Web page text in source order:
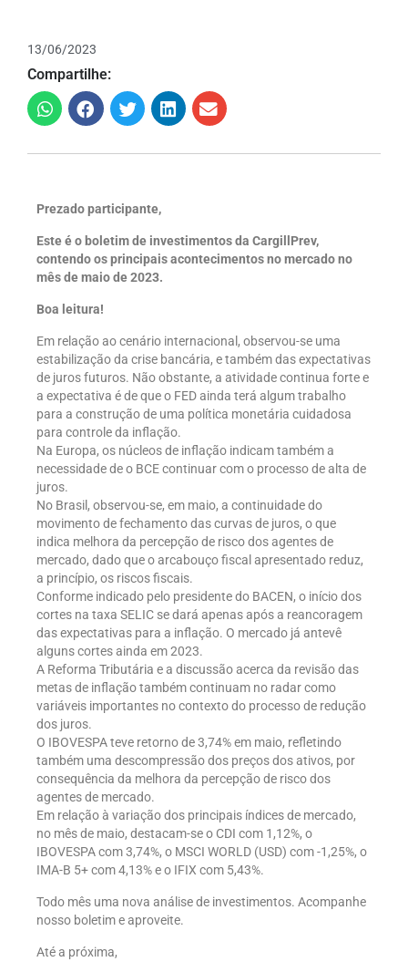
13/06/2023
Compartilhe:
Prezado participante,
Este é o boletim de investimentos da CargillPrev,
contendo os principais acontecimentos no mercado no
mês de maio de 2023.
Boa leitura!
Em relação ao cenário internacional, observou-se uma
estabilização da crise bancária, e também das expectativas
de juros futuros. Não obstante, a atividade continua forte e
a expectativa é de que o FED ainda terá algum trabalho
para a construção de uma política monetária cuidadosa
para controle da inflação.
Na Europa, os núcleos de inflação indicam também a
necessidade de o BCE continuar com o processo de alta de
juros.
No Brasil, observou-se, em maio, a continuidade do
movimento de fechamento das curvas de juros, o que
indica melhora da percepção de risco dos agentes de
mercado, dado que o arcabouço fiscal apresentado reduz,
a princípio, os riscos fiscais.
Conforme indicado pelo presidente do BACEN, o início dos
cortes na taxa SELIC se dará apenas após a reancoragem
das expectativas para a inflação. O mercado já antevê
alguns cortes ainda em 2023.
A Reforma Tributária e a discussão acerca da revisão das
metas de inflação também continuam no radar como
variáveis importantes no contexto do processo de redução
dos juros.
O IBOVESPA teve retorno de 3,74% em maio, refletindo
também uma descompressão dos preços dos ativos, por
consequência da melhora da percepção de risco dos
agentes de mercado.
Em relação à variação dos principais índices de mercado,
no mês de maio, destacam-se o CDI com 1,12%, o
IBOVESPA com 3,74%, o MSCI WORLD (USD) com -1,25%, o
IMA-B 5+ com 4,13% e o IFIX com 5,43%.
Todo mês uma nova análise de investimentos. Acompanhe
nosso boletim e aproveite.
Até a próxima,